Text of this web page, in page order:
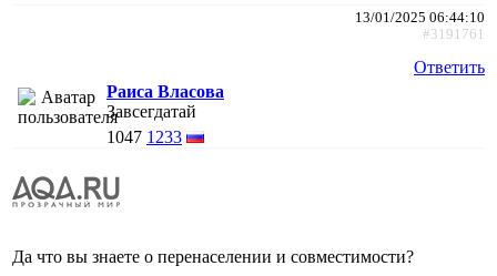
13/01/2025 06:44:10
#3191761
Ответить
Раиса Власова
Завсегдатай
1047 1233
Да что вы знаете о перенаселении и совместимости?